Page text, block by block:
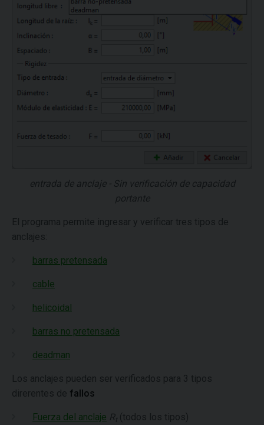
entrada de anclaje - Sin verificación de capacidad
portante
El programa permite ingresar y verificar tres tipos de
anclajes:
barras pretensada
cable
helicoidal
barras no pretensada
deadman
Los anclajes pueden ser verificados para 3 tipos
direrentes de fallos
Fuerza del anclaje R t (todos los tipos)